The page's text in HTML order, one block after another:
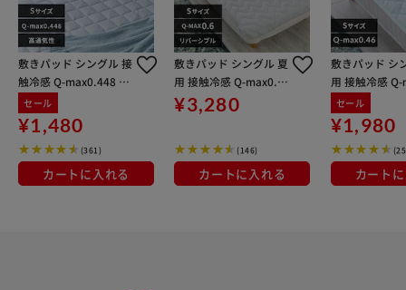
敷きパッド シングル 接
触冷感 Q-max0.448 ア
イスブルー
セール
¥1,480
(361)
カートに入れる
敷きパッド シングル 夏
用 接触冷感 Q-max0.6
リバーシブル 吸湿速乾
抗菌防臭 シルバーグレ
¥3,280
(146)
カートに入れる
敷きパッド シ
用 接触冷感
6 リバーシブ
乾 抗菌防臭 ア
ー
セール
¥1,980
カート